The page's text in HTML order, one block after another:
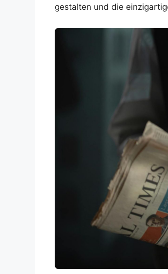
gestalten und die